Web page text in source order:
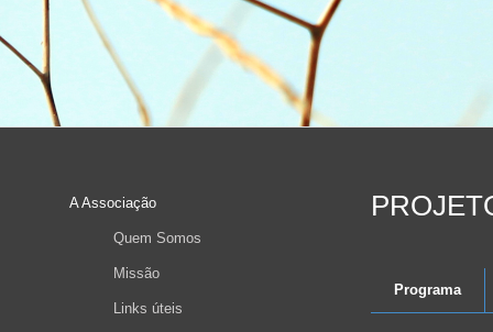
A Associação
Quem Somos
Missão
Links úteis
Programa